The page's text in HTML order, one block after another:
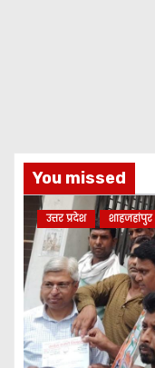
You missed
उत्तर प्रदेश शाहजहांपुर